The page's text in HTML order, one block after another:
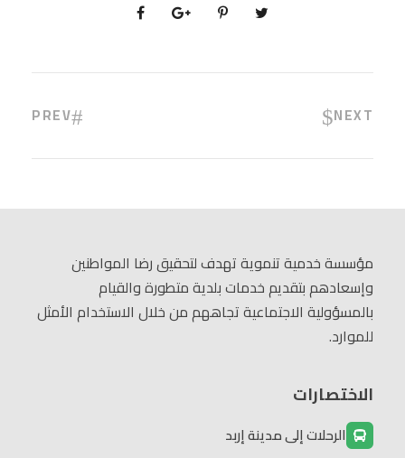
PREV NEXT
مؤسسة خدمية تنموية تهدف لتحقيق رضا المواطنين
وإسعادهم بتقديم خدمات بلدية متطورة والقيام
بالمسؤولية الاجتماعية تجاههم من خلال الاستخدام الأمثل
للموارد.
الاختصارات
الرحلات إلى مدينة إربد